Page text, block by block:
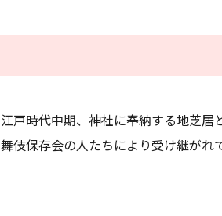
江戸時代中期、神社に奉納する地芝
舞伎保存会の人たちにより受け継がれ